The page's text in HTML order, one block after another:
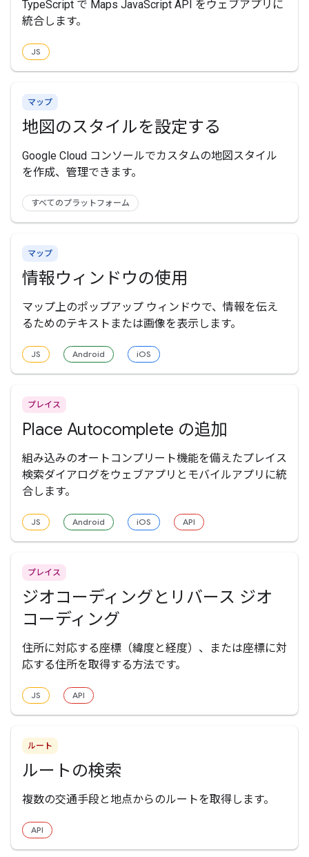
TypeScript で Maps JavaScript API をウェブアプリに
統合します。
JS
マップ
地図のスタイルを設定する
Google Cloud コンソールでカスタムの地図スタイル
を作成、管理できます。
すべてのプラットフォーム
マップ
情報ウィンドウの使用
マップ上のポップアップ ウィンドウで、情報を伝え
るためのテキストまたは画像を表示します。
JS Android iOS
プレイス
Place Autocomplete の追加
組み込みのオートコンプリート機能を備えたプレイス
検索ダイアログをウェブアプリとモバイルアプリに統
合します。
JS Android iOS API
プレイス
ジオコーディングとリバース ジオ
コーディング
住所に対応する座標（緯度と経度）、または座標に対
応する住所を取得する方法です。
JS API
ルート
ルートの検索
複数の交通手段と地点からのルートを取得します。
API